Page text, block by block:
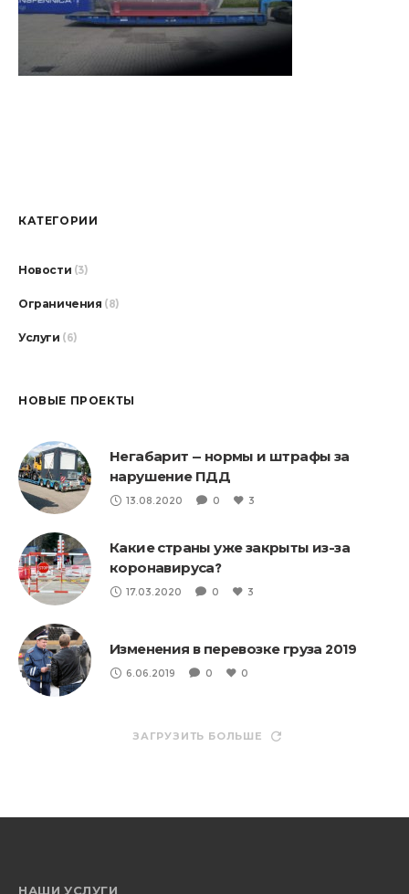
КАТЕГОРИИ
Новости (3)
Ограничения (8)
Услуги (6)
НОВЫЕ ПРОЕКТЫ
Негабарит — нормы и штрафы за
нарушение ПДД
13.08.2020 0 3
Какие страны уже закрыты из-за
коронавируса?
17.03.2020 0 3
Изменения в перевозке груза 2019
6.06.2019 0 0
ЗАГРУЗИТЬ БОЛЬШЕ
НАШИ УСЛУГИ